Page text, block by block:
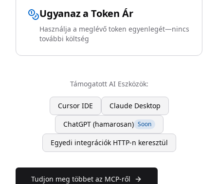
Ugyanaz a Token Ár
Használja a meglévő token egyenlegét—nincs
további költség
Támogatott AI Eszközök:
Cursor IDE
Claude Desktop
ChatGPT (hamarosan) Soon
Egyedi integrációk HTTP-n keresztül
Tudjon meg többet az MCP-ről